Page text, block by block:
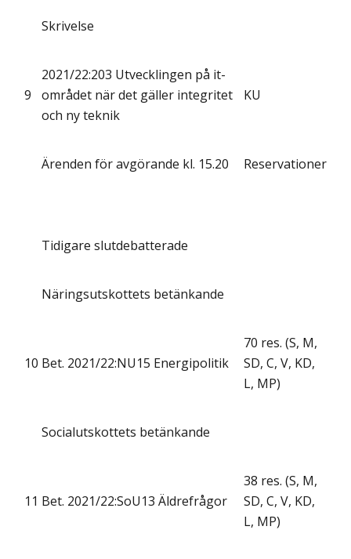
Skrivelse
9
2021/22:203 Utvecklingen på it-
området när det gäller integritet
och ny teknik
KU
Ärenden för avgörande kl. 15.20 Reservationer
Tidigare slutdebatterade
Näringsutskottets betänkande
10 Bet. 2021/22:NU15 Energipolitik
70 res. (S, M,
SD, C, V, KD,
L, MP)
Socialutskottets betänkande
11 Bet. 2021/22:SoU13 Äldrefrågor
38 res. (S, M,
SD, C, V, KD,
L, MP)